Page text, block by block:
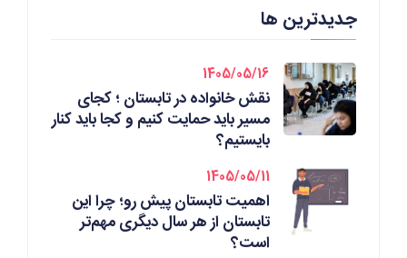
جدیدترین ها
1405/05/16
نقش خانواده در تابستان ؛ کجای
مسیر باید حمایت کنیم و کجا باید کنار
بایستیم؟
1405/05/11
اهمیت تابستان پیش رو؛ چرا این
تابستان از هر سال دیگری مهم‌تر
است؟